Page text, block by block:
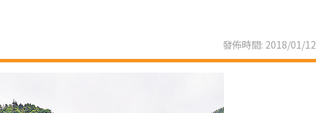
發佈時間: 2018/01/12